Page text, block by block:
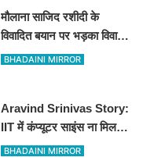
मौलाना साजिद रशीदी के
विवादित बयान पर भड़का विवाद:
उज्जैन महाकाल पहुंचे संतों और
BHADAINI MIRROR
Aravind Srinivas Story:
IIT में कंप्यूटर साइंस ना मिलने
से लेकर MIT और पहले
BHADAINI MIRROR